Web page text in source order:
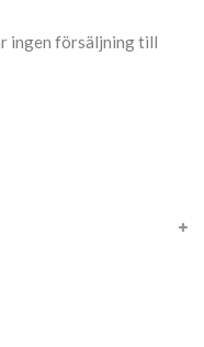
ingen försäljning till